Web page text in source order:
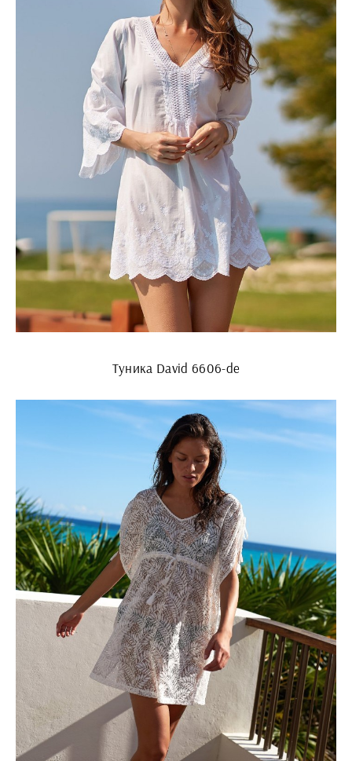
Туника David 6606-de